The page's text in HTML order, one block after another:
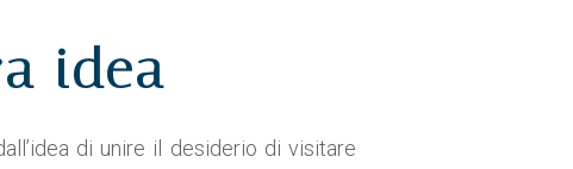
idea
di unire il desiderio di visitare